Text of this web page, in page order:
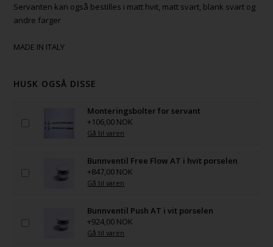
Servanten kan også bestilles i matt hvit, matt svart, blank svart og
andre farger
MADE IN ITALY
HUSK OGSÅ DISSE
Monteringsbolter for servant
+106,00 NOK
Gå til varen
Bunnventil Free Flow AT i hvit porselen
+847,00 NOK
Gå til varen
Bunnventil Push AT i vit porselen
+924,00 NOK
Gå til varen